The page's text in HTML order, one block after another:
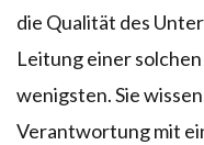
die Qualität des
Leitung einer
wenigsten. Sie
Verantwortung mit